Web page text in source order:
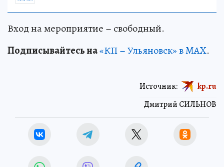
Вход на мероприятие – свободный.
Подписывайтесь на«КП – Ульяновск» в MAX.
Дмитрий СИЛЬНОВ
Источник: kp.ru